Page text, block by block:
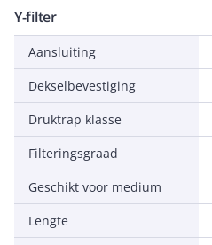
Y-filter
Aansluiting
Dekselbevestiging
Druktrap klasse
Filteringsgraad
Geschikt voor medium
Lengte